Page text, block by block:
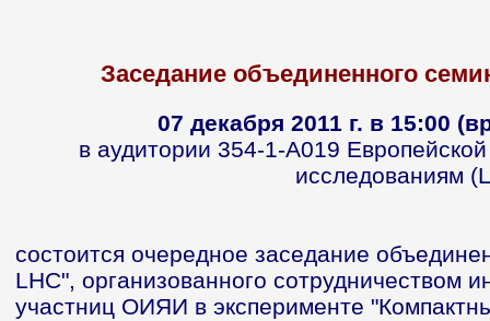
Заседание объединенного
07 декабря 2011 г. в 15:00
в аудитории 354-1-А019
исследованиям
состоится очередное заседание
LHC", организованного сотрудничеством
участниц ОИЯИ в эксперименте